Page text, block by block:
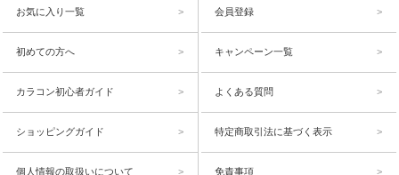
お気に入り一覧 会員登録
初めての方へ キャンペーン一覧
カラコン初心者ガイド よくある質問
ショッピングガイド 特定商取引法に基づく表示
個人情報の取扱いについて 免責事項